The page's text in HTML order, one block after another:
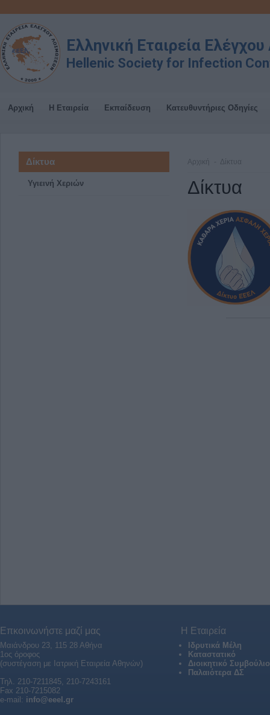
Ελληνική Εταιρεία
Hellenic Society for Infection
Αρχική Η Εταιρεία Εκπαίδευση Κατευθυντήριες Οδηγίες
Δίκτυα
Υγιεινή Χεριών
Αρχική Δίκτυα
Δίκτυα
Επκοινωνήστε μαζί μας
Μαιάνδρου 23, 115 28 Αθήνα
1ος όροφος
(συστέγαση με Ιατρική Εταιρεία Αθηνών)
Τηλ. 210-7211845, 210-7243161
Fax 210-7215082
e-mail: info@eeel.gr
Η Εταιρεία
Ιδρυτικά Μέλη
Καταστατικό
Διοικητικό Συμβούλιο
Παλαιότερα ΔΣ